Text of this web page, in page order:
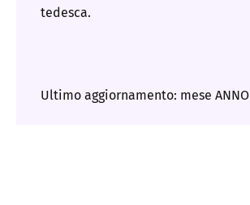
tedesca.
Ultimo aggiornamento: mese ANNO